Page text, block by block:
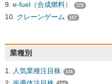
e-fuel（合成燃料） 173
クレーンゲーム 157
業種別
人気業種注目株 134